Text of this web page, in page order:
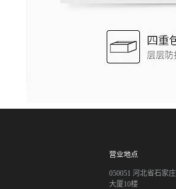
营业地点
050051 河北省石家
大厦10楼